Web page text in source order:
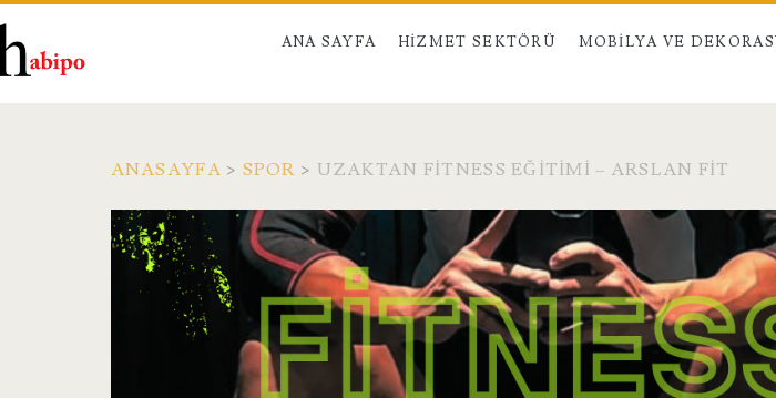
ANA SAYFA HIZMET SEKTÖRÜ MOBILYA VE
ANASAYFA > SPOR > UZAKTAN FITNESS EĞITIMI – ARSLAN FIT